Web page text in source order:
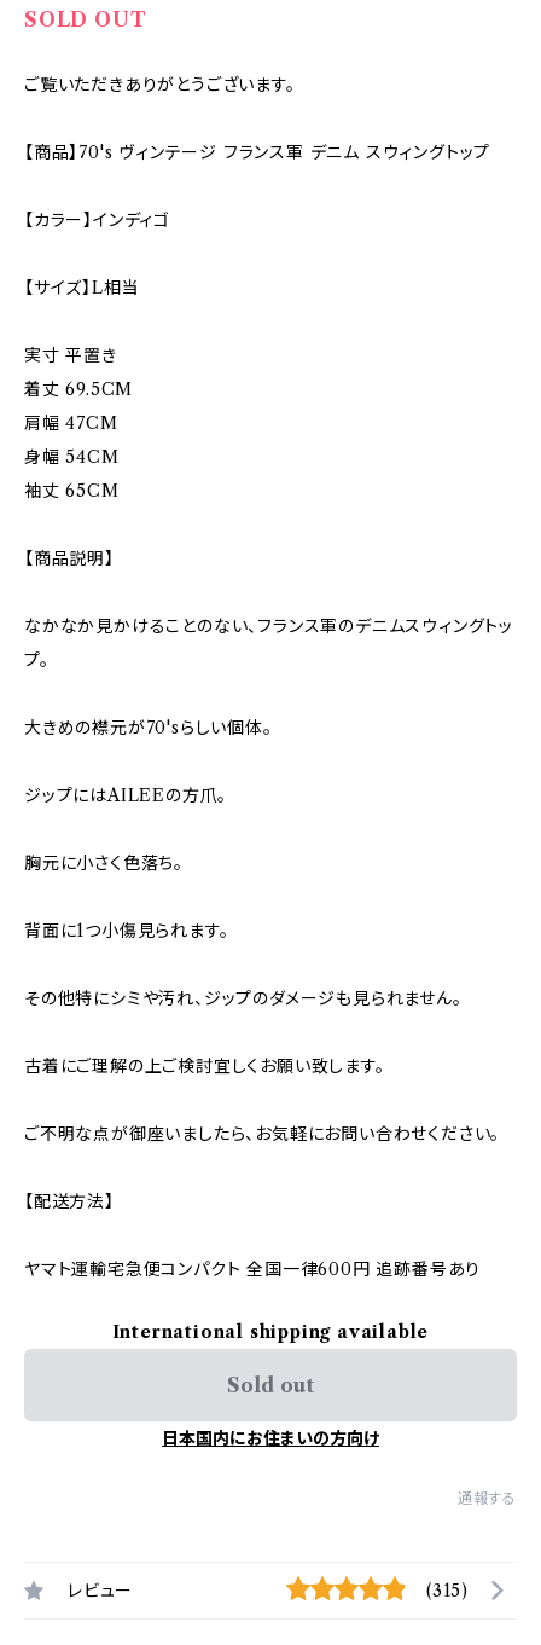
SOLD OUT
ご覧いただきありがとうございます。
【商品】70's ヴィンテージ フランス軍 デニム スウィングトップ
【カラー】インディゴ
【サイズ】L相当
実寸 平置き
着丈 69.5CM
肩幅 47CM
身幅 54CM
袖丈 65CM
【商品説明】
なかなか見かけることのない、フランス軍のデニムスウィングトッ
プ。
大きめの襟元が70'sらしい個体。
ジップにはAILEEの方爪。
胸元に小さく色落ち。
背面に1つ小傷見られます。
その他特にシミや汚れ、ジップのダメージも見られません。
古着にご理解の上ご検討宜しくお願い致します。
ご不明な点が御座いましたら、お気軽にお問い合わせください。
【配送方法】
ヤマト運輸宅急便コンパクト 全国一律600円 追跡番号あり
International shipping available
Sold out
日本国内にお住まいの方向け
通報する
レビュー (315)